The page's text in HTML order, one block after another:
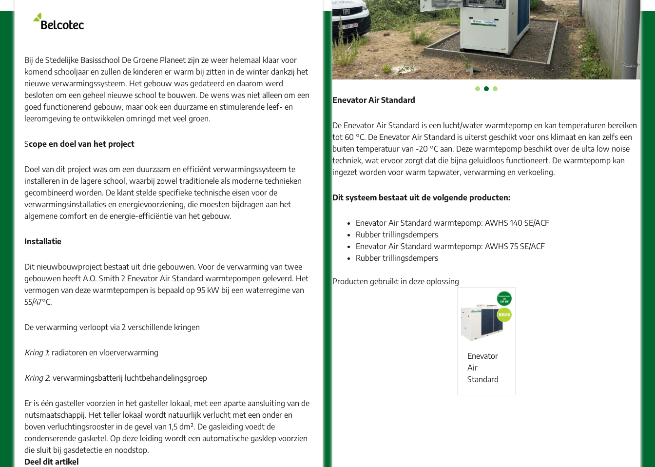
Bij de Stedelijke Basisschool De Groene Planeet zijn ze weer helemaal klaar voor
komend schooljaar en zullen de kinderen er warm bij zitten in de winter dankzij het
nieuwe verwarmingssysteem. Het gebouw was gedateerd en daarom werd
besloten om een geheel nieuwe school te bouwen. De wens was niet alleen om een
goed functionerend gebouw, maar ook een duurzame en stimulerende leef- en
leeromgeving te ontwikkelen omringd met veel groen.
Scope en doel van het project
Doel van dit project was om een duurzaam en efficiënt verwarmingssysteem te
installeren in de lagere school, waarbij zowel traditionele als moderne technieken
gecombineerd worden. De klant stelde specifieke technische eisen voor de
verwarmingsinstallaties en energievoorziening, die moesten bijdragen aan het
algemene comfort en de energie-efficiëntie van het gebouw.
Installatie
Dit nieuwbouwproject bestaat uit drie gebouwen. Voor de verwarming van twee
gebouwen heeft A.O. Smith 2 Enevator Air Standard warmtepompen geleverd. Het
vermogen van deze warmtepompen is bepaald op 95 kW bij een waterregime van
55/47°C.
De verwarming verloopt via 2 verschillende kringen
Kring 1: radiatoren en vloerverwarming
Kring 2: verwarmingsbatterij luchtbehandelingsgroep
Er is één gasteller voorzien in het gasteller lokaal, met een aparte aansluiting van de
nutsmaatschappij. Het teller lokaal wordt natuurlijk verlucht met een onder en
boven verluchtingsrooster in de gevel van 1,5 dm². De gasleiding voedt de
condenserende gasketel. Op deze leiding wordt een automatische gasklep voorzien
die sluit bij gasdetectie en noodstop.
Deel dit artikel
Enevator Air Standard
De Enevator Air Standard is een lucht/water warmtepomp en kan temperaturen bereiken
tot 60 °C. De Enevator Air Standard is uiterst geschikt voor ons klimaat en kan zelfs een
buiten temperatuur van -20 °C aan. Deze warmtepomp beschikt over de ulta low noise
techniek, wat ervoor zorgt dat die bijna geluidloos functioneert. De warmtepomp kan
ingezet worden voor warm tapwater, verwarming en verkoeling.
Dit systeem bestaat uit de volgende producten:
Enevator Air Standard warmtepomp: AWHS 140 SE/ACF
Rubber trillingsdempers
Enevator Air Standard warmtepomp: AWHS 75 SE/ACF
Rubber trillingsdempers
Producten gebruikt in deze oplossing
Enevator
Air
Standard